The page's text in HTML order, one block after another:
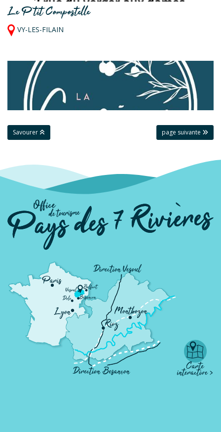
Le P'tit Compostelle
VY-LES-FILAIN
La Cucina
Restaurant de la Gare
LOULANS-VERCHAMP
Savourer page suivante